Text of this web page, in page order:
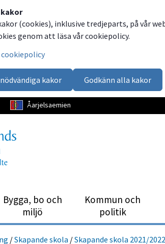
kakor
(cookies), inklusive tredjeparts, på vår
genom att läsa vår cookiepolicy.
cookiepolicy
kakor Godkänn alla kakor
Åarjelsaemien
Bygga, bo och
miljö
Kommun och
politik
/Skapande skola /Skapande skola 2021/2022